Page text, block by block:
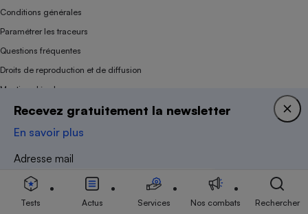
Recevez gratuitement la newsletter
En savoir plus
Adresse mail
Conditions générales
Paramétrer les traceurs
Questions fréquentes
Droits de reproduction et de diffusion
Mentions légales
Panel
Association indépendante de l’État, des syndicats, des producteurs et des
distributeurs depuis 1951.
Tests Actus Services Nos combats Rechercher